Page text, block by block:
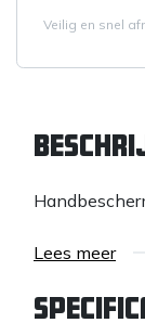
Veilig en snel
Lees meer